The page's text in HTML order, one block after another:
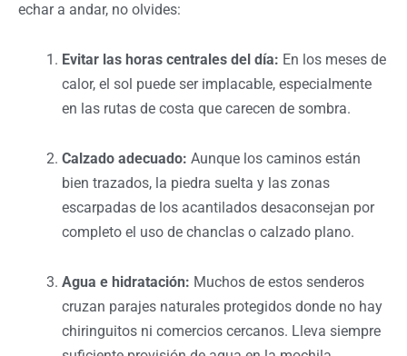
echar a andar, no olvides:
Evitar las horas centrales del día: En los meses de
calor, el sol puede ser implacable, especialmente
en las rutas de costa que carecen de sombra.
Calzado adecuado: Aunque los caminos están
bien trazados, la piedra suelta y las zonas
escarpadas de los acantilados desaconsejan por
completo el uso de chanclas o calzado plano.
Agua e hidratación: Muchos de estos senderos
cruzan parajes naturales protegidos donde no hay
chiringuitos ni comercios cercanos. Lleva siempre